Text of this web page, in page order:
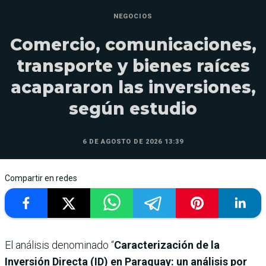
NEGOCIOS
Comercio, comunicaciones,
transporte y bienes raíces
acapararon las inversiones,
según estudio
6 DE AGOSTO DE 2026 13:39
Compartir en redes
El análisis denominado “Caracterización de la
Inversión Directa (ID) en Paraguay: un análisis por